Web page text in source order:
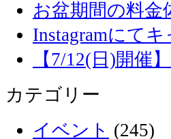
お盆期間の料
Instagramにて
【7/12(日)開催
カテゴリー
イベント (245)